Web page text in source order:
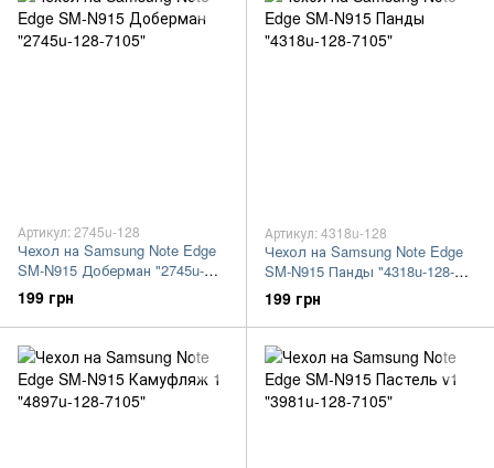
Артикул: 2745u-128
Чехол на Samsung Note Edge
SM-N915 Доберман "2745u-
128-7105"
199 грн
Артикул: 4318u-128
Чехол на Samsung Note Edge
SM-N915 Панды "4318u-128-
7105"
199 грн